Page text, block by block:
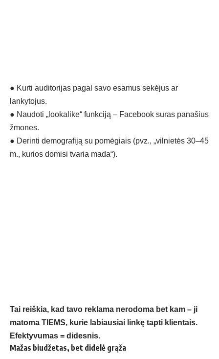
● Kurti auditorijas pagal savo esamus sekėjus ar
lankytojus.
● Naudoti „lookalike“ funkciją – Facebook suras panašius
žmones.
● Derinti demografiją su pomėgiais (pvz., „vilnietės 30–45
m., kurios domisi tvaria mada“).
Tai reiškia, kad tavo reklama nerodoma bet kam – ji
matoma TIEMS, kurie labiausiai linkę tapti klientais.
Efektyvumas = didesnis.
Mažas biudžetas, bet didelė grąža